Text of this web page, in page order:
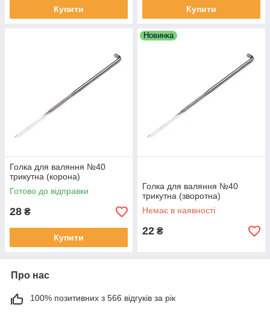
Купити Купити
Голка для валяння №40
трикутна (корона)
Готово до відправки
28 ₴
Купити
Новинка
Голка для валяння №40
трикутна (зворотна)
Немає в наявності
22 ₴
Про нас
100% позитивних з 566 відгуків за рік